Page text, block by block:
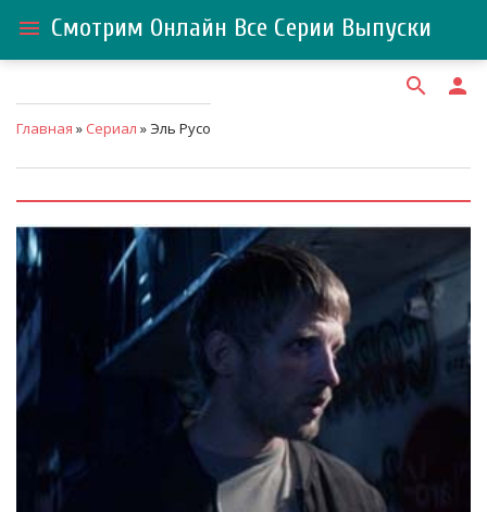
menu Смотрим Онлайн Все Серии Выпуски
search person
Главная » Сериал » Эль Русо